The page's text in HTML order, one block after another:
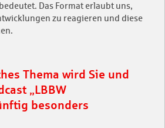
Das Format erlaubt uns,
zu reagieren und diese
Thema wird Sie und
„LBBW
besonders